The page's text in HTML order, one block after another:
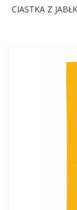
CIASTKA Z